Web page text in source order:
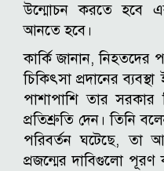
উন্মোচন করতে হবে
আনতে হবে।
কার্কি জানান,
চিকিৎসা প্রদানের
পাশাপাশি তার
প্রতিশ্রুতি দেন।তিনি
পরিবর্তন ঘটেছে, তা
প্রজন্মের দাবিগুলো